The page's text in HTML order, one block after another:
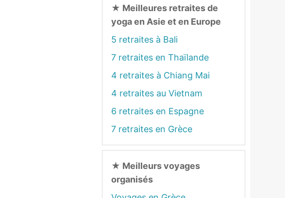
★ Meilleures retraites de
yoga en Asie et en Europe
5 retraites à Bali
7 retraites en Thaïlande
4 retraites à Chiang Mai
4 retraites au Vietnam
6 retraites en Espagne
7 retraites en Grèce
★ Meilleurs voyages
organisés